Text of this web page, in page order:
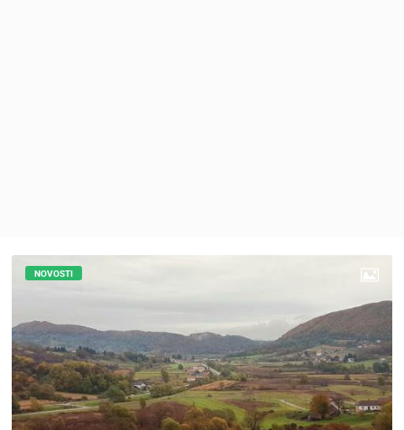
POLICY
HRVATSKI
ENGLISH
NOVOSTI